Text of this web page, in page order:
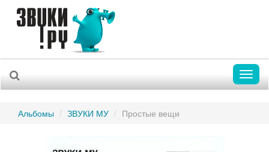
Альбомы ЗВУКИ МУ Простые вещи